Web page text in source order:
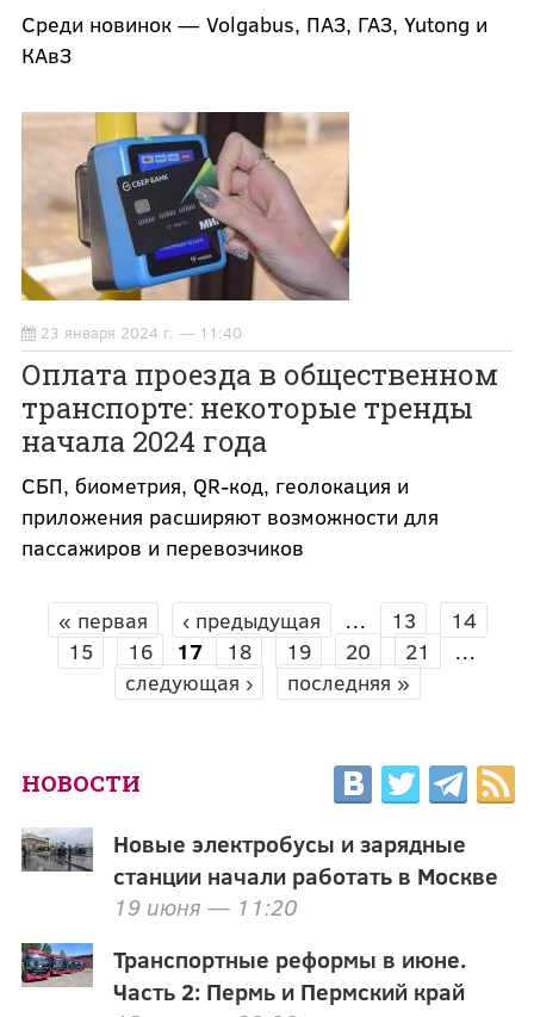
Среди новинок — Volgabus, ПАЗ, ГАЗ, Yutong и
КАвЗ
23 января 2024 г. — 11:40
Оплата проезда в общественном
транспорте: некоторые тренды
начала 2024 года
СБП, биометрия, QR-код, геолокация и
приложения расширяют возможности для
пассажиров и перевозчиков
СТРАНИЦЫ
« первая ‹ предыдущая … 13
14
15
16 17 18 19 20 21
…
следующая ›
последняя »
НОВОСТИ
Новые электробусы и зарядные
станции начали работать в Москве
19 июня — 11:20
Транспортные реформы в июне.
Часть 2: Пермь и Пермский край